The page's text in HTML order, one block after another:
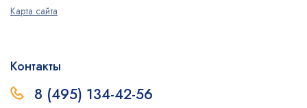
Карта сайта
Контакты
8 (495) 134-42-56